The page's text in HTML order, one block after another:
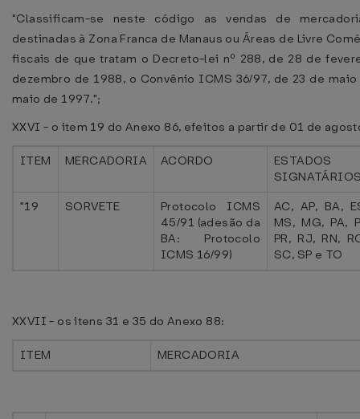
"Classificam-se neste código as vendas de
destinadas à Zona Franca de Manaus ou Áreas de Livre
fiscais de que tratam o Decreto-lei nº 288, de 28 de
dezembro de 1988, o Convênio ICMS 36/97, de 23 de
maio de 1997.";
XXVI - o item 19 do Anexo 86, efeitos a partir de 01 de
ITEM MERCADORIA ACORDO
ESTADOS
"19
SORVETE
Protocolo ICMS
45/91 (adesão da
BA: Protocolo
ICMS 16/99)
AC, AP, BA,
MS, MG, PA,
PR, RJ, RN,
SC, SP e TO
XXVII - os itens 31 e 35 do Anexo 88:
ITEM MERCADORIA